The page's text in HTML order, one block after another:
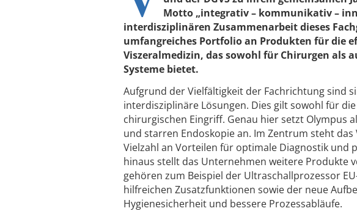
Motto „integrativ – kommunikativ –
interdisziplinären Zusammenarbeit dieses
umfangreiches Portfolio an Produkten für die
Viszeralmedizin, das sowohl für Chirurgen als
Systeme bietet.
Aufgrund der Vielfältigkeit der Fachrichtung sind
interdisziplinäre Lösungen. Dies gilt sowohl für
chirurgischen Eingriff. Genau hier setzt Olympus
und starren Endoskopie an. Im Zentrum steht das
Vielzahl an Vorteilen für optimale Diagnostik
hinaus stellt das Unternehmen weitere Produkte
gehören zum Beispiel der Ultraschallprozessor
hilfreichen Zusatzfunktionen sowie der neue
Hygienesicherheit und bessere Prozessabläufe.